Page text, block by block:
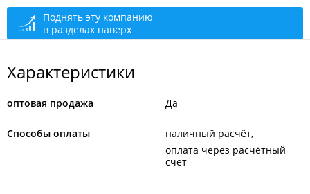
+7 908 995-87-70
+7 (423) 259-57-95
+7 908 993-05-10
сегодня закрыто
Поднять эту компанию
в разделах наверх
Характеристики
оптовая продажа Да
Способы оплаты
наличный расчёт
оплата через расчётный
счёт